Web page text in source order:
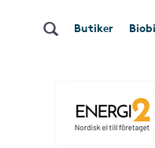
Butiker